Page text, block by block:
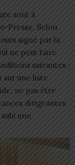
sont à
Presse. Selon
signé par la
ne peut faire
suivantes :
une liste
ne pas être
dirigeantes
une